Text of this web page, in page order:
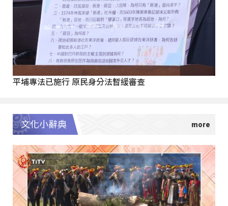
平埔專法已施行 原民身分法暫緩審查
文化小辭典